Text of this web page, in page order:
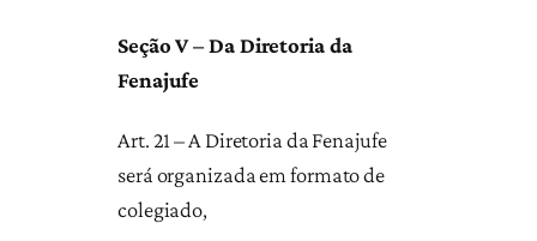
Seção V – Da Diretoria da
Fenajufe
Art. 21 – A Diretoria da Fenajufe
será organizada em formato de
colegiado,